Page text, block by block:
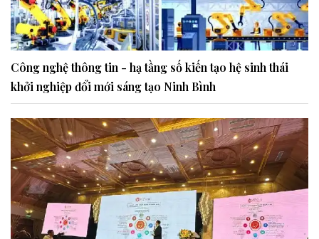
Công nghệ thông tin - hạ tầng số kiến tạo hệ sinh thái
khởi nghiệp đổi mới sáng tạo Ninh Bình